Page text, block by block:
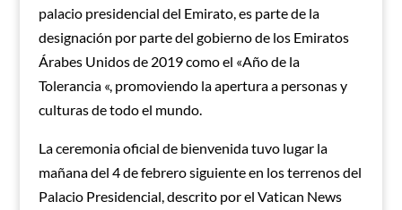
palacio presidencial del Emirato, es parte de la
designación por parte del gobierno de los Emiratos
Árabes Unidos de 2019 como el «Año de la
Tolerancia «, promoviendo la apertura a personas y
culturas de todo el mundo.
La ceremonia oficial de bienvenida tuvo lugar la
mañana del 4 de febrero siguiente en los terrenos del
Palacio Presidencial, descrito por el Vatican News